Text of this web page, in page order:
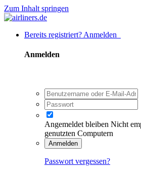
Zum Inhalt springen
Bereits registriert? Anmelden
Anmelden
Angemeldet bleiben Nicht
genutzten Computern
Anmelden
Passwort vergessen?